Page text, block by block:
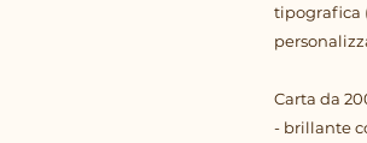
tipografica
Carta da
- brillante